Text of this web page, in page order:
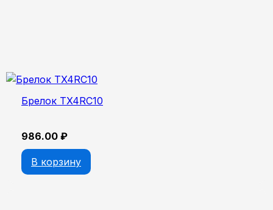
Брелок TX4RC10
986.00 ₽
В корзину